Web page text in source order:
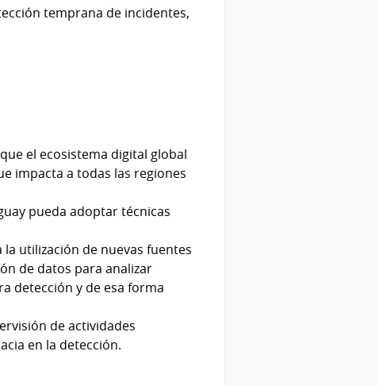
temprana de incidentes,
el ecosistema digital global
impacta a todas las regiones
pueda adoptar técnicas
la utilización de nuevas fuentes
de datos para analizar
detección y de esa forma
de actividades
en la detección.